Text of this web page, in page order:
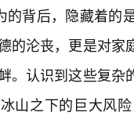
的背后，隐藏着
的沦丧，更是对
。认识到这些复
山之下的巨大风